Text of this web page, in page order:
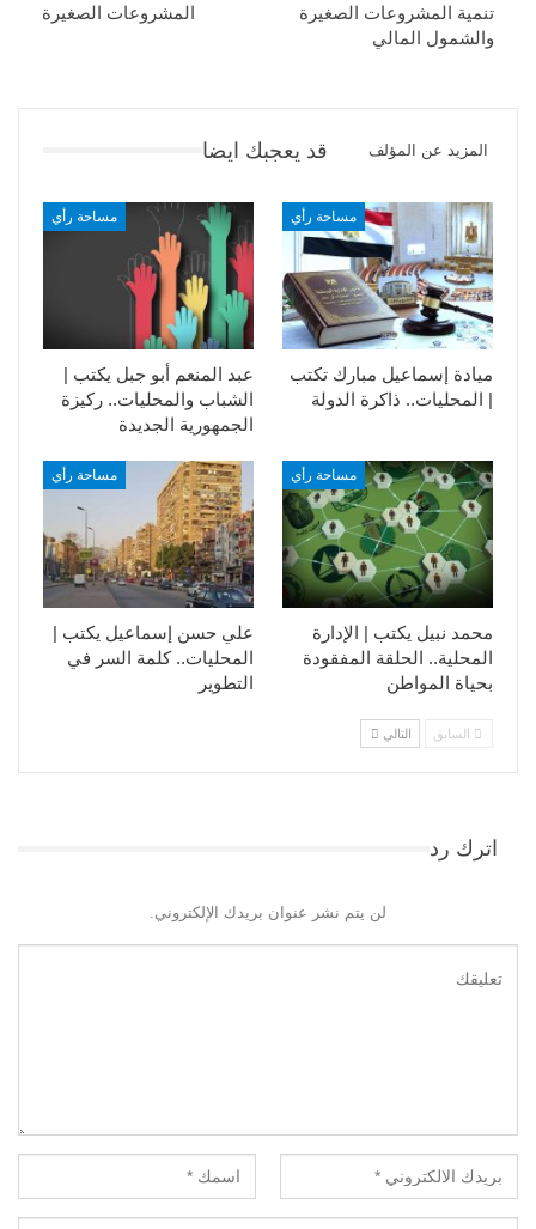
المشروعات الصغيرة
تنمية المشروعات الصغيرة
والشمول المالي
قد يعجبك ايضا المزيد عن المؤلف
مساحة رأي
عبد المنعم أبو جبل يكتب |
الشباب والمحليات.. ركيزة
الجمهورية الجديدة
مساحة رأي
ميادة إسماعيل مبارك تكتب
| المحليات.. ذاكرة الدولة
مساحة رأي
علي حسن إسماعيل يكتب |
المحليات.. كلمة السر في
التطوير​
مساحة رأي
محمد نبيل يكتب | الإدارة
المحلية.. الحلقة المفقودة
بحياة المواطن
السابق التالي
اترك رد
لن يتم نشر عنوان بريدك الإلكتروني.